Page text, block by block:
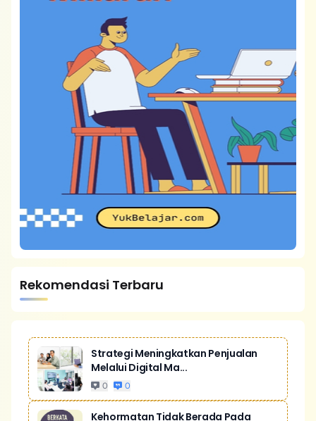
Rekomendasi Terbaru
Strategi Meningkatkan Penjualan
Melalui Digital Ma...
0 0
Kehormatan Tidak Berada Pada